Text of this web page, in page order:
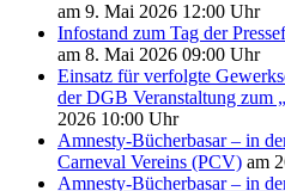
am 9. Mai 2026 12:00 Uhr
Infostand zum Tag der
am 8. Mai 2026 09:00 Uhr
Einsatz für verfolgte
der DGB Veranstaltung zum
2026 10:00 Uhr
Amnesty-Bücherbasar – in
Carneval Vereins (PCV) am
Amnesty-Bücherbasar – in